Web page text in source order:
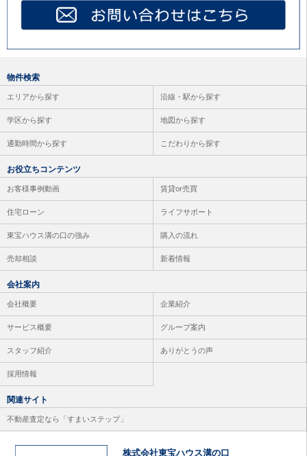
物件検索
エリアから探す 沿線・駅から探す
学区から探す 地図から探す
通勤時間から探す こだわりから探す
お役立ちコンテンツ
お客様事例動画 賃貸or売買
住宅ローン ライフサポート
東宝ハウス溝の口の強み 購入の流れ
売却相談 新着情報
会社案内
会社概要 企業紹介
サービス概要 グループ案内
スタッフ紹介 ありがとうの声
採用情報
関連サイト
不動産査定なら「すまいステップ」
株式会社東宝ハウス溝の口